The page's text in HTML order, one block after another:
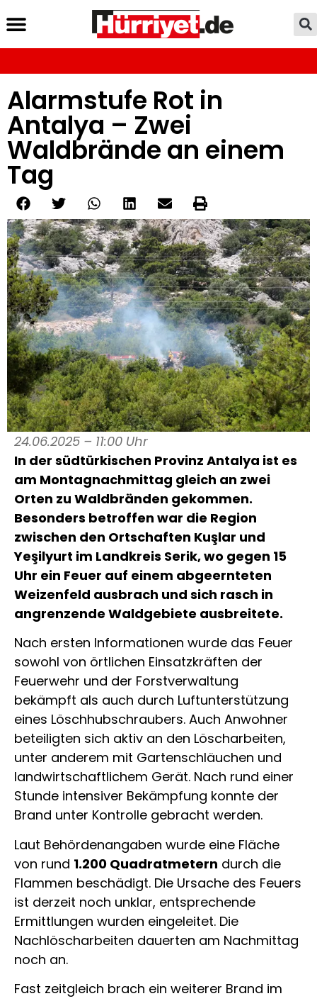
Alarmstufe Rot in
Antalya – Zwei
Waldbrände an einem
Tag
24.06.2025 – 11:00 Uhr
In der südtürkischen Provinz Antalya ist es
am Montagnachmittag gleich an zwei
Orten zu Waldbränden gekommen.
Besonders betroffen war die Region
zwischen den Ortschaften Kuşlar und
Yeşilyurt im Landkreis Serik, wo gegen 15
Uhr ein Feuer auf einem abgeernteten
Weizenfeld ausbrach und sich rasch in
angrenzende Waldgebiete ausbreitete.
Nach ersten Informationen wurde das Feuer
sowohl von örtlichen Einsatzkräften der
Feuerwehr und der Forstverwaltung
bekämpft als auch durch Luftunterstützung
eines Löschhubschraubers. Auch Anwohner
beteiligten sich aktiv an den Löscharbeiten,
unter anderem mit Gartenschläuchen und
landwirtschaftlichem Gerät. Nach rund einer
Stunde intensiver Bekämpfung konnte der
Brand unter Kontrolle gebracht werden.
Laut Behördenangaben wurde eine Fläche
von rund 1.200 Quadratmetern durch die
Flammen beschädigt. Die Ursache des Feuers
ist derzeit noch unklar, entsprechende
Ermittlungen wurden eingeleitet. Die
Nachlöscharbeiten dauerten am Nachmittag
noch an.
Fast zeitgleich brach ein weiterer Brand im